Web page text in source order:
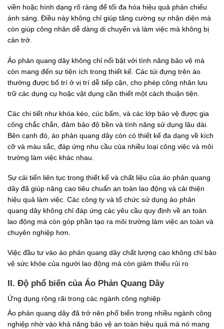
viền hoặc hình dạng rõ ràng để tối đa hóa hiệu quả phản chiếu
ánh sáng. Điều này không chỉ giúp tăng cường sự nhận diện mà
còn giúp công nhân dễ dàng di chuyển và làm việc mà không bị
cản trở.
Áo phản quang dây không chỉ nổi bật với tính năng bảo vệ mà
còn mang đến sự tiện ích trong thiết kế. Các túi đựng trên áo
thường được bố trí ở vị trí dễ tiếp cận, cho phép công nhân lưu
trữ các dụng cụ hoặc vật dụng cần thiết một cách thuận tiện.
Các chi tiết như khóa kéo, cúc bấm, và các lớp bảo vệ được gia
công chắc chắn, đảm bảo độ bền và tính năng sử dụng lâu dài.
Bên cạnh đó, áo phản quang dây còn có thiết kế đa dạng về kích
cỡ và màu sắc, đáp ứng nhu cầu của nhiều loại công việc và môi
trường làm việc khác nhau.
Sự cải tiến liên tục trong thiết kế và chất liệu của áo phản quang
dây đã giúp nâng cao tiêu chuẩn an toàn lao động và cải thiện
hiệu quả làm việc. Các công ty và tổ chức sử dụng áo phản
quang dây không chỉ đáp ứng các yêu cầu quy định về an toàn
lao động mà còn góp phần tạo ra môi trường làm việc an toàn và
chuyên nghiệp hơn.
Việc đầu tư vào áo phản quang dây chất lượng cao không chỉ bảo
vệ sức khỏe của người lao động mà còn giảm thiểu rủi ro
II. Độ phổ biến của Áo Phản Quang Dây
Ứng dụng rộng rãi trong các ngành công nghiệp
Áo phản quang dây đã trở nên phổ biến trong nhiều ngành công
nghiệp nhờ vào khả năng bảo vệ an toàn hiệu quả mà nó mang